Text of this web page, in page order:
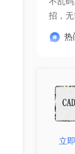
招 ，
热
立